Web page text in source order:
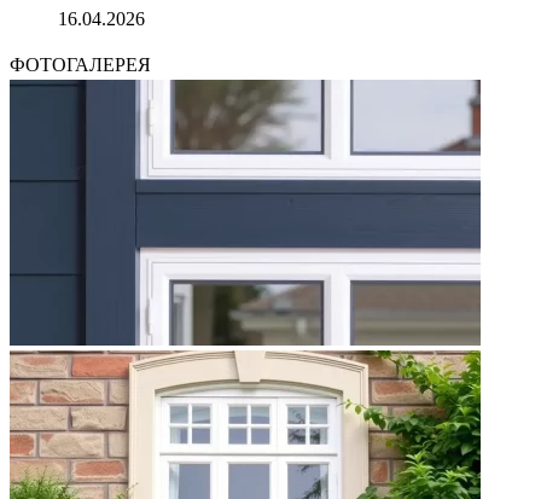
16.04.2026
ФОТОГАЛЕРЕЯ